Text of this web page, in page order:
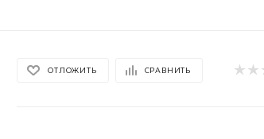
ОТЛОЖИТЬ СРАВНИТЬ